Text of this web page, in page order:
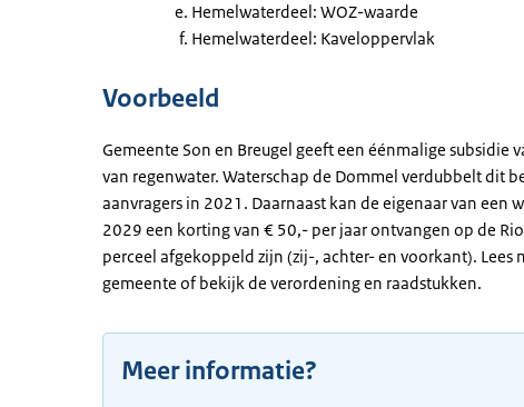
Hemelwaterdeel: WOZ-waarde
Hemelwaterdeel: Kaveloppervlak
Voorbeeld
Gemeente Son en Breugel geeft een éénmalige subsidie
van regenwater. Waterschap de Dommel verdubbelt dit
aanvragers in 2021. Daarnaast kan de eigenaar van
2029 een korting van € 50,- per jaar ontvangen op de
perceel afgekoppeld zijn (zij-, achter- en voorkant). Lees
gemeente of bekijk de verordening en raadstukken.
Meer informatie?